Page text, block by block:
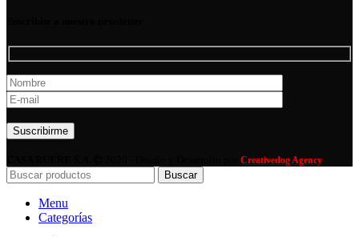
Creativedog Agency
Buscar
Menu
Categorías